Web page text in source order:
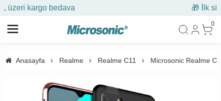
🎁 İlk siparişe %10 indirim
0
Anasayfa Realme Realme C11 Microsonic Realme